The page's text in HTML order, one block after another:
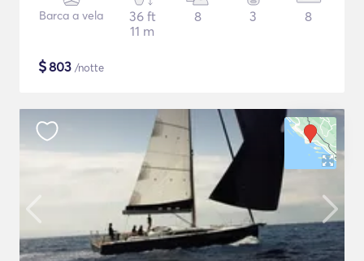
Barca a vela
36 ft
11 m
8 3 8
$803 /notte